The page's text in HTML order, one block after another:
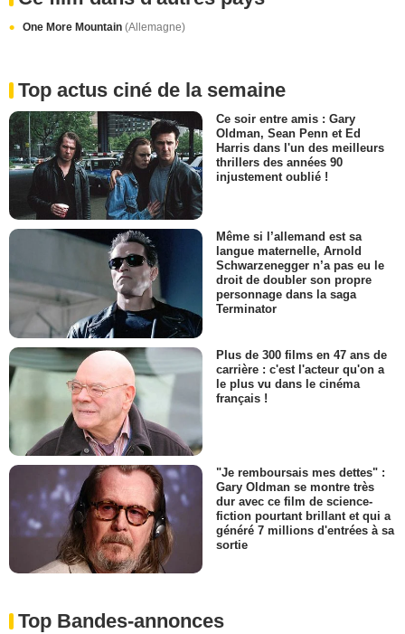
One More Mountain (Allemagne)
Top actus ciné de la semaine
Ce soir entre amis : Gary
Oldman, Sean Penn et Ed
Harris dans l'un des meilleurs
thrillers des années 90
injustement oublié !
Même si l’allemand est sa
langue maternelle, Arnold
Schwarzenegger n’a pas eu le
droit de doubler son propre
personnage dans la saga
Terminator
Plus de 300 films en 47 ans de
carrière : c'est l'acteur qu'on a
le plus vu dans le cinéma
français !
"Je remboursais mes dettes" :
Gary Oldman se montre très
dur avec ce film de science-
fiction pourtant brillant et qui a
généré 7 millions d'entrées à sa
sortie
Top Bandes-annonces